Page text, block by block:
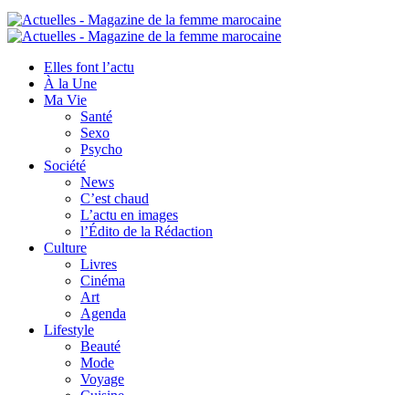
Elles font l’actu
À la Une
Ma Vie
Santé
Sexo
Psycho
Société
News
C’est chaud
L’actu en images
l’Édito de la Rédaction
Culture
Livres
Cinéma
Art
Agenda
Lifestyle
Beauté
Mode
Voyage